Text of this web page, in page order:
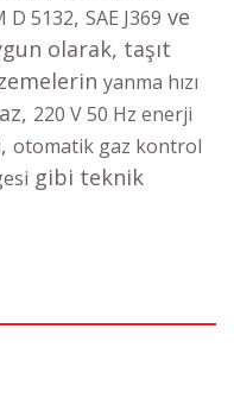
D 5132, SAE J369 ve
olarak, taşıt
yanma hızı
220 V 50 Hz enerji
, otomatik gaz kontrol
gibi teknik